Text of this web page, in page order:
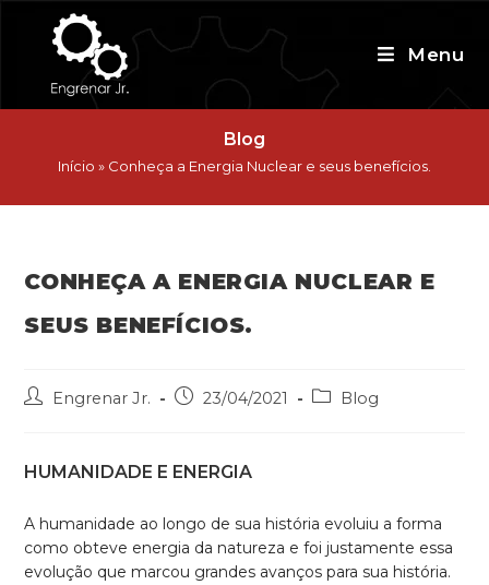
content
Menu
Blog
Início » Conheça a Energia Nuclear e seus benefícios.
CONHEÇA A ENERGIA NUCLEAR E
SEUS BENEFÍCIOS.
PostEngrenar Jr.
Post23/04/2021
PostBlog
HUMANIDADE E ENERGIA
A humanidade ao longo de sua história evoluiu a forma
como obteve energia da natureza e foi justamente essa
evolução que marcou grandes avanços para sua história.